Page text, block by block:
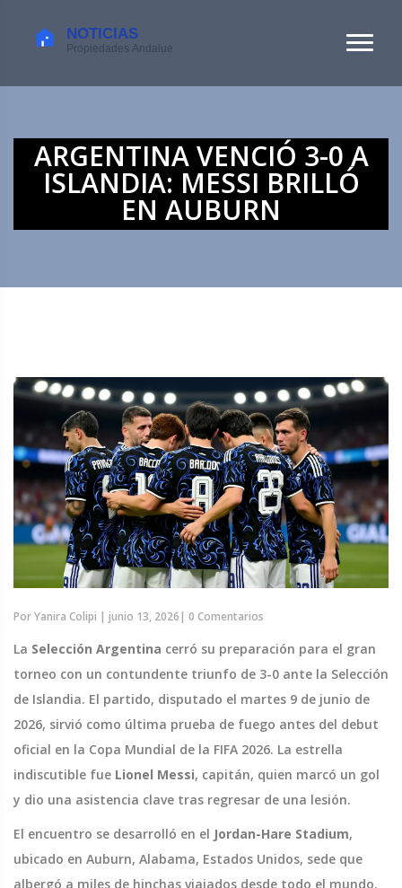
ARGENTINA VENCIÓ 3-0 A
ISLANDIA: MESSI BRILLÓ
EN AUBURN
PorYanira Colipi | junio 13, 2026| 0 Comentarios
La Selección Argentina cerró su preparación para el gran
torneo con un contundente triunfo de 3-0 ante la Selección
de Islandia. El partido, disputado el martes 9 de junio de
2026, sirvió como última prueba de fuego antes del debut
oficial en la Copa Mundial de la FIFA 2026. La estrella
indiscutible fue Lionel Messi, capitán, quien marcó un gol
y dio una asistencia clave tras regresar de una lesión.
El encuentro se desarrolló en el Jordan-Hare Stadium,
ubicado en Auburn, Alabama, Estados Unidos, sede que
albergó a miles de hinchas viajados desde todo el mundo.